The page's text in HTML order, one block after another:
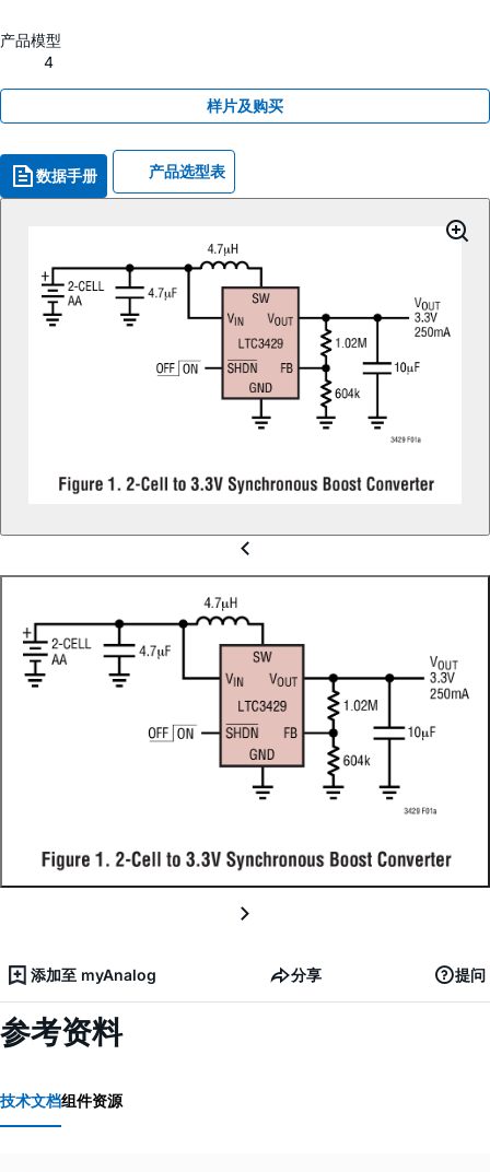
产品模型
4
样片及购买
数据手册 产品选型表
添加至 myAnalog 分享 提问
参考资料
技术文档组件资源